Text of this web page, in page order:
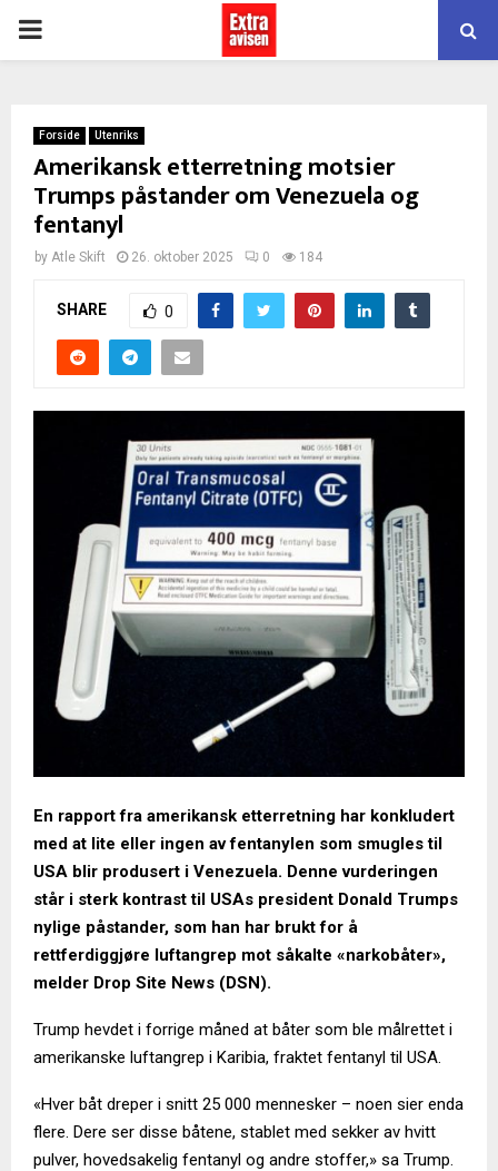
PRIMARY
Forside Utenriks
Amerikansk etterretning motsier
Trumps påstander om Venezuela og
fentanyl
by Atle Skift 26. oktober 2025 0 184
SHARE 0
En rapport fra amerikansk etterretning har konkludert
med at lite eller ingen av fentanylen som smugles til
USA blir produsert i Venezuela. Denne vurderingen
står i sterk kontrast til USAs president Donald Trumps
nylige påstander, som han har brukt for å
rettferdiggjøre luftangrep mot såkalte «narkobåter»,
melder Drop Site News (DSN).
Trump hevdet i forrige måned at båter som ble målrettet i
amerikanske luftangrep i Karibia, fraktet fentanyl til USA.
«Hver båt dreper i snitt 25 000 mennesker – noen sier enda
flere. Dere ser disse båtene, stablet med sekker av hvitt
pulver, hovedsakelig fentanyl og andre stoffer,» sa Trump.